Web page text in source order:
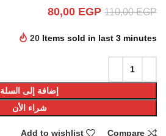
110,00EGP
80,00 EGP
20 Items sold in last 3 minutes
إضافة إلى السلة
شراء الأن
Compare
Add to wishlist